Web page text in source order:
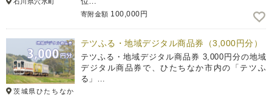
寄附金額 100,000円
茨城県ひたちなか
テツふる・地域デジタル商品券（3,000円分）
テツふる・地域デジタル商品券 3,000円分の地域
デジタル商品券で、ひたちなか市内の「テツふ
る」…